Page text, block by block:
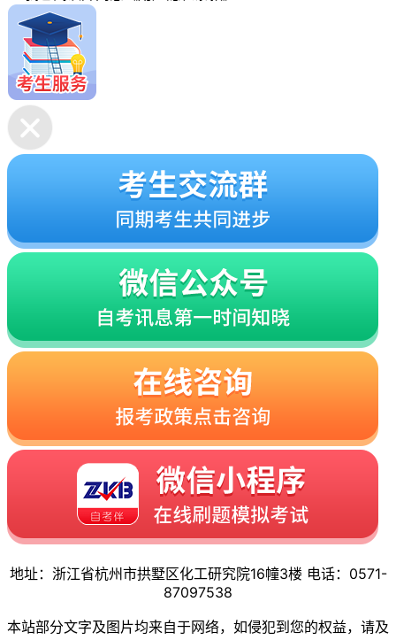
地址：浙江省杭州市拱墅区化工研究院16幢3楼 电话：0571-
87097538
本站部分文字及图片均来自于网络，如侵犯到您的权益，请及